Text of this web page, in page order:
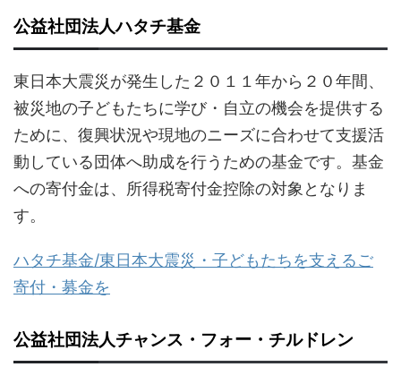
公益社団法人ハタチ基金
東日本大震災が発生した２０１１年から２０年間、
被災地の子どもたちに学び・自立の機会を提供する
ために、復興状況や現地のニーズに合わせて支援活
動している団体へ助成を行うための基金です。基金
への寄付金は、所得税寄付金控除の対象となりま
す。
ハタチ基金/東日本大震災・子どもたちを支えるご
寄付・募金を
公益社団法人チャンス・フォー・チルドレン